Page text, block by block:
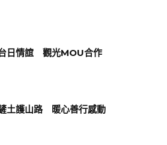
日情誼 觀光MOU合作
土護山路 暖心善行感動